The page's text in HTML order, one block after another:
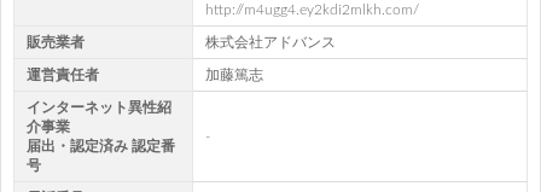
http://m4ugg4.ey2kdi2mlkh.com/
販売業者 株式会社アドバンス
運営責任者 加藤篤志
インターネット異性紹
介事業
届出・認定済み 認定番
号
-